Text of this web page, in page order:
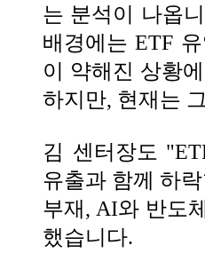
는 분석이 나옵
배경에는 ETF
이 약해진 상황
하지만, 현재는
김 센터장도
유출과 함께 하
부재, AI와 반도
했습니다.